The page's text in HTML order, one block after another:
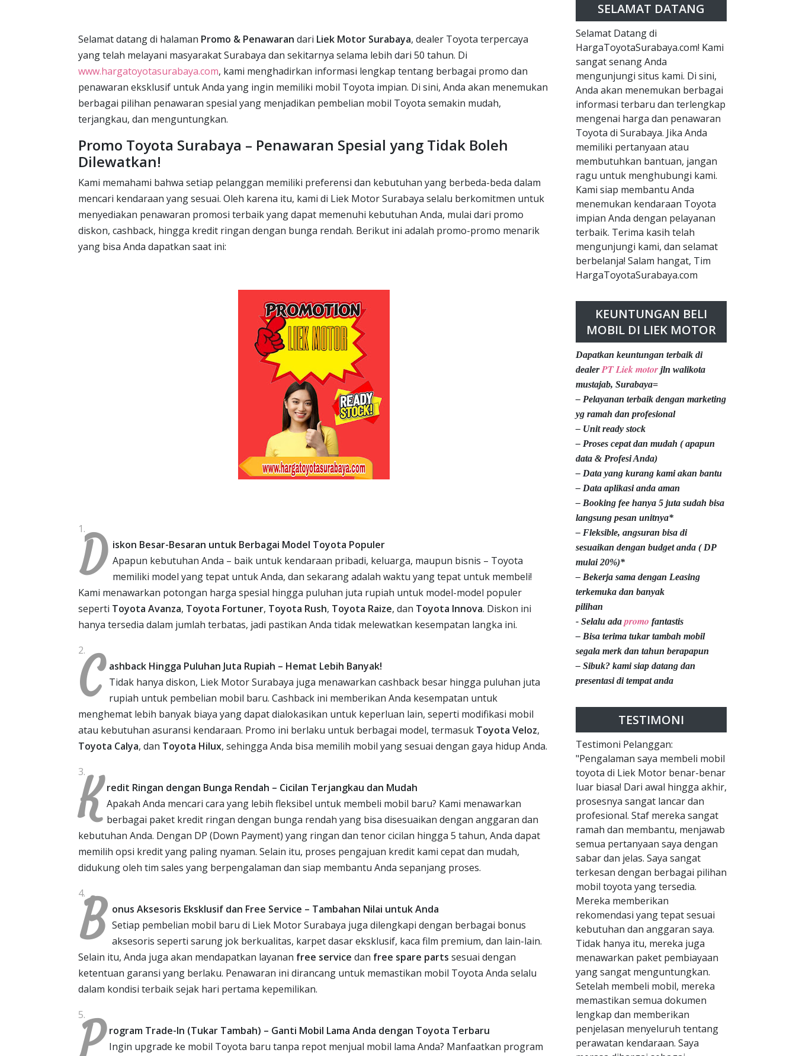
Selamat datang di halaman Promo & Penawaran dari Liek Motor Surabaya, dealer Toyota terpercaya
yang telah melayani masyarakat Surabaya dan sekitarnya selama lebih dari 50 tahun. Di
www.hargatoyotasurabaya.com, kami menghadirkan informasi lengkap tentang berbagai promo dan
penawaran eksklusif untuk Anda yang ingin memiliki mobil Toyota impian. Di sini, Anda akan menemukan
berbagai pilihan penawaran spesial yang menjadikan pembelian mobil Toyota semakin mudah,
terjangkau, dan menguntungkan.
Promo Toyota Surabaya – Penawaran Spesial yang Tidak Boleh
Dilewatkan!
Kami memahami bahwa setiap pelanggan memiliki preferensi dan kebutuhan yang berbeda-beda dalam
mencari kendaraan yang sesuai. Oleh karena itu, kami di Liek Motor Surabaya selalu berkomitmen untuk
menyediakan penawaran promosi terbaik yang dapat memenuhi kebutuhan Anda, mulai dari promo
diskon, cashback, hingga kredit ringan dengan bunga rendah. Berikut ini adalah promo-promo menarik
yang bisa Anda dapatkan saat ini:
D iskon Besar-Besaran untuk Berbagai Model Toyota Populer
Apapun kebutuhan Anda – baik untuk kendaraan pribadi, keluarga, maupun bisnis – Toyota
memiliki model yang tepat untuk Anda, dan sekarang adalah waktu yang tepat untuk membeli!
Kami menawarkan potongan harga spesial hingga puluhan juta rupiah untuk model-model populer
seperti Toyota Avanza, Toyota Fortuner, Toyota Rush, Toyota Raize, dan Toyota Innova. Diskon ini
hanya tersedia dalam jumlah terbatas, jadi pastikan Anda tidak melewatkan kesempatan langka ini.
C ashback Hingga Puluhan Juta Rupiah – Hemat Lebih Banyak!
Tidak hanya diskon, Liek Motor Surabaya juga menawarkan cashback besar hingga puluhan juta
rupiah untuk pembelian mobil baru. Cashback ini memberikan Anda kesempatan untuk
menghemat lebih banyak biaya yang dapat dialokasikan untuk keperluan lain, seperti modifikasi mobil
atau kebutuhan asuransi kendaraan. Promo ini berlaku untuk berbagai model, termasuk Toyota Veloz,
Toyota Calya, dan Toyota Hilux, sehingga Anda bisa memilih mobil yang sesuai dengan gaya hidup Anda.
K redit Ringan dengan Bunga Rendah – Cicilan Terjangkau dan Mudah
Apakah Anda mencari cara yang lebih fleksibel untuk membeli mobil baru? Kami menawarkan
berbagai paket kredit ringan dengan bunga rendah yang bisa disesuaikan dengan anggaran dan
kebutuhan Anda. Dengan DP (Down Payment) yang ringan dan tenor cicilan hingga 5 tahun, Anda dapat
memilih opsi kredit yang paling nyaman. Selain itu, proses pengajuan kredit kami cepat dan mudah,
didukung oleh tim sales yang berpengalaman dan siap membantu Anda sepanjang proses.
B onus Aksesoris Eksklusif dan Free Service – Tambahan Nilai untuk Anda
Setiap pembelian mobil baru di Liek Motor Surabaya juga dilengkapi dengan berbagai bonus
aksesoris seperti sarung jok berkualitas, karpet dasar eksklusif, kaca film premium, dan lain-lain.
Selain itu, Anda juga akan mendapatkan layanan free service dan free spare parts sesuai dengan
ketentuan garansi yang berlaku. Penawaran ini dirancang untuk memastikan mobil Toyota Anda selalu
dalam kondisi terbaik sejak hari pertama kepemilikan.
P rogram Trade-In (Tukar Tambah) – Ganti Mobil Lama Anda dengan Toyota Terbaru
Ingin upgrade ke mobil Toyota baru tanpa repot menjual mobil lama Anda? Manfaatkan program
SELAMAT DATANG
Selamat Datang di
HargaToyotaSurabaya.com! Kami
sangat senang Anda
mengunjungi situs kami. Di sini,
Anda akan menemukan berbagai
informasi terbaru dan terlengkap
mengenai harga dan penawaran
Toyota di Surabaya. Jika Anda
memiliki pertanyaan atau
membutuhkan bantuan, jangan
ragu untuk menghubungi kami.
Kami siap membantu Anda
menemukan kendaraan Toyota
impian Anda dengan pelayanan
terbaik. Terima kasih telah
mengunjungi kami, dan selamat
berbelanja! Salam hangat, Tim
HargaToyotaSurabaya.com
KEUNTUNGAN BELI
MOBIL DI LIEK MOTOR
Dapatkan keuntungan terbaik di
dealerPT Liek motor jln walikota
mustajab, Surabaya=
– Pelayanan terbaik dengan marketing
yg ramah dan profesional
– Unit ready stock
– Proses cepat dan mudah ( apapun
data & Profesi Anda)
– Data yang kurang kami akan bantu
– Data aplikasi anda aman
– Booking fee hanya 5 juta sudah bisa
langsung pesan unitnya*
– Fleksible, angsuran bisa di
sesuaikan dengan budget anda ( DP
mulai 20%)*
– Bekerja sama dengan Leasing
terkemuka dan banyak
pilihan
- Selalu ada promo fantastis
– Bisa terima tukar tambah mobil
segala merk dan tahun berapapun
– Sibuk? kami siap datang dan
presentasi di tempat anda
TESTIMONI
Testimoni Pelanggan:
"Pengalaman saya membeli mobil
toyota di Liek Motor benar-benar
luar biasa! Dari awal hingga akhir,
prosesnya sangat lancar dan
profesional. Staf mereka sangat
ramah dan membantu, menjawab
semua pertanyaan saya dengan
sabar dan jelas. Saya sangat
terkesan dengan berbagai pilihan
mobil toyota yang tersedia.
Mereka memberikan
rekomendasi yang tepat sesuai
kebutuhan dan anggaran saya.
Tidak hanya itu, mereka juga
menawarkan paket pembiayaan
yang sangat menguntungkan.
Setelah membeli mobil, mereka
memastikan semua dokumen
lengkap dan memberikan
penjelasan menyeluruh tentang
perawatan kendaraan. Saya